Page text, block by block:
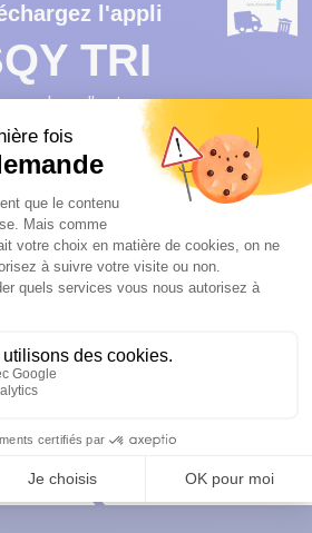
l'appli
TRI
de collecte
de tri
Déchetteries
d’apport volontaire
Etc…
dechets.sqy.fr